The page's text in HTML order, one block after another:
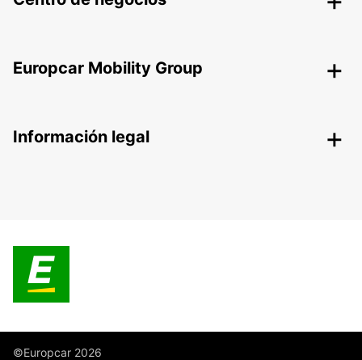
Europcar Mobility Group
Información legal
©Europcar 2026